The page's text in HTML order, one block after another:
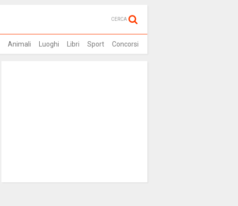
CERCA
Animali Luoghi Libri Sport Concorsi